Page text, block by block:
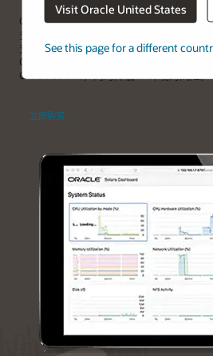
Visit Oracle United States
See this page for a different
Oracle Solaris Premier Subscription for
多个 x86 平台运行 Oracle Solaris 的新客
支持服务和 Oracle Solaris 许可证。通过
Oracle 产品专业知识库，快速、准确地解
Oracle Solaris，同时降低 IT 环境的风险。
立即购买